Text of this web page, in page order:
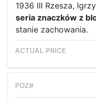
1936 III Rzesza,
seria znaczków z
stanie zachowania.